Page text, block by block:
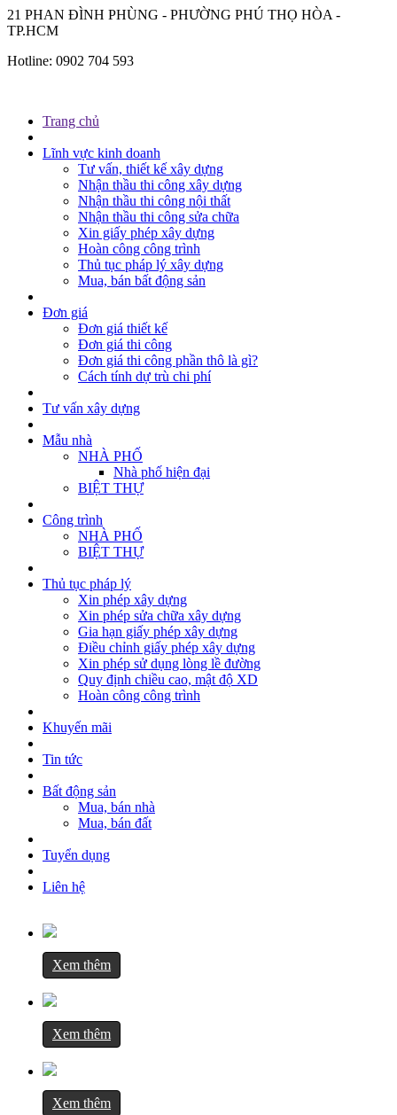
21 PHAN ĐÌNH PHÙNG - PHƯỜNG PHÚ THỌ HÒA -
TP.HCM
Hotline: 0902 704 593
Trang chủ
Lĩnh vực kinh doanh
Tư vấn, thiết kế xây dựng
Nhận thầu thi công xây dựng
Nhận thầu thi công nội thất
Nhận thầu thi công sửa chữa
Xin giấy phép xây dựng
Hoàn công công trình
Thủ tục pháp lý xây dựng
Mua, bán bất động sản
Đơn giá
Đơn giá thiết kế
Đơn giá thi công
Đơn giá thi công phần thô là gì?
Cách tính dự trù chi phí
Tư vấn xây dựng
Mẫu nhà
NHÀ PHỐ
Nhà phố hiện đại
BIỆT THỰ
Công trình
NHÀ PHỐ
BIỆT THỰ
Thủ tục pháp lý
Xin phép xây dựng
Xin phép sửa chữa xây dựng
Gia hạn giấy phép xây dựng
Điều chỉnh giấy phép xây dựng
Xin phép sử dụng lòng lề đường
Quy định chiều cao, mật độ XD
Hoàn công công trình
Khuyến mãi
Tin tức
Bất động sản
Mua, bán nhà
Mua, bán đất
Tuyển dụng
Liên hệ
Trang chủ
Tư vấn, thiết kế xây dựng
Nhận thầu thi công xây dựng
Xin giấy phép xây dựng
Hoàn công công trình
Đơn giá
Đơn giá thiết kế
Xem thêm
Xem thêm
Xem thêm